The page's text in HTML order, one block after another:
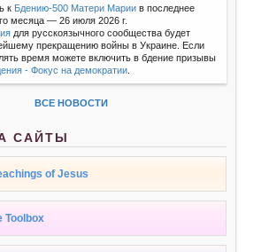
к Бдению-500 Матери Марии в последнее
месяца — 26 июля 2026 г.
для русскоязычного сообщества будет
прекращению войны в Украине. Если
время можете включить в бдение призывы
- Фокус на демократии
ВСЕ НОВОСТИ
САЙТЫ
of Jesus
Toolbox